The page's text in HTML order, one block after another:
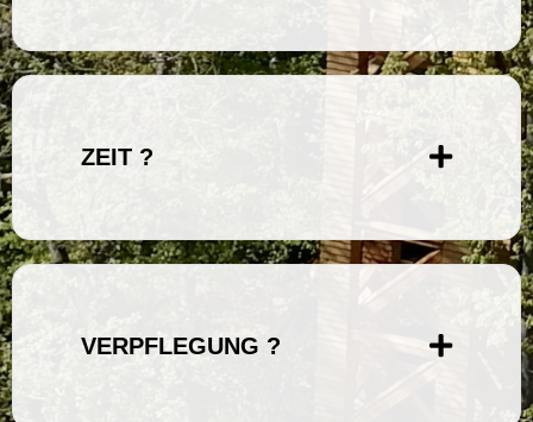
ZEIT ?
VERPFLEGUNG ?